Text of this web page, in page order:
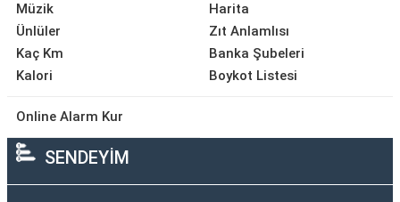
Müzik
Ünlüler
Kaç Km
Kalori
Harita
Zıt Anlamlısı
Banka Şubeleri
Boykot Listesi
Online Alarm Kur
SENDEYİM